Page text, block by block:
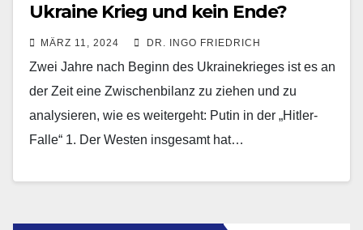
Ukraine Krieg und kein Ende?
MÄRZ 11, 2024 DR. INGO FRIEDRICH
Zwei Jahre nach Beginn des Ukrainekrieges ist es an
der Zeit eine Zwischenbilanz zu ziehen und zu
analysieren, wie es weitergeht: Putin in der „Hitler-
Falle“ 1. Der Westen insgesamt hat…